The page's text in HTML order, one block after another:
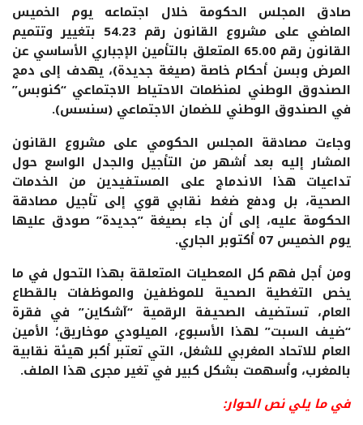
صادق المجلس الحكومة خلال اجتماعه يوم الخميس
الماضي على مشروع القانون رقم 54.23 بتغيير وتتميم
القانون رقم 65.00 المتعلق بالتأمين الإجباري الأساسي عن
المرض وبسن أحكام خاصة (صيغة جديدة)، يهدف إلى دمج
الصندوق الوطني لمنظمات الاحتياط الاجتماعي “كنوبس”
في الصندوق الوطني للضمان الاجتماعي (سنسس).
وجاءت مصادقة المجلس الحكومي على مشروع القانون
المشار إليه بعد أشهر من التأجيل والجدل الواسع حول
تداعيات هذا الاندماج على المستفيدين من الخدمات
الصحية، بل ودفع ضغط نقابي قوي إلى تأجيل مصادقة
الحكومة عليه، إلى أن جاء بصيغة ”جديدة” صودق عليها
يوم الخميس 07 أكتوبر الجاري.
ومن أجل فهم كل المعطيات المتعلقة بهذا التحول في ما
يخص التغطية الصحية للموظفين والموظفات بالقطاع
العام، تستضيف الصحيفة الرقمية “آشكاين” في فقرة
“ضيف السبت” لهذا الأسبوع، الميلودي موخاريق؛ الأمين
العام للاتحاد المغربي للشغل، التي تعتبر أكبر هيئة نقابية
بالمغرب، وأسهمت بشكل كبير في تغير مجرى هذا الملف.
في ما يلي نص الحوار: